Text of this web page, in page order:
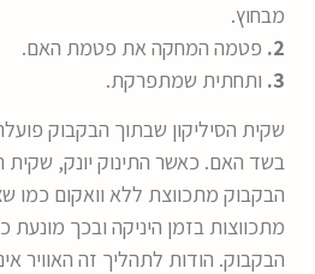
מבחוץ.
2. פטמה המחקה את פטמת האם.
3. ותחתית שמתפרקת.
שקית הסיליקון שבתוך הבקבוק
בשד האם. כאשר התינוק יונק, שקית
הבקבוק מתכווצת ללא וואקום כמו
מתכווצות בזמן היניקה ובכך מונעת
הבקבוק. הודות לתהליך זה האוויר